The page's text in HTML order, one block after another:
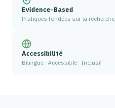
Evidence-Based
Pratiques fondées sur la recherche
Accessibilité
Bilingue · Accessible · Inclusif